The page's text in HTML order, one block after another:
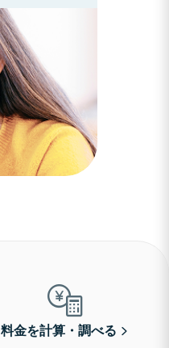
料金を計算・調べる